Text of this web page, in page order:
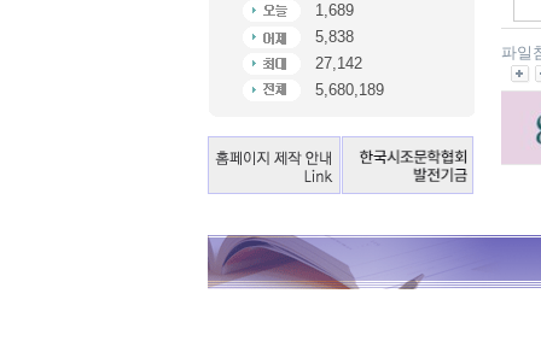
1,689
5,838
27,142
5,680,189
파일